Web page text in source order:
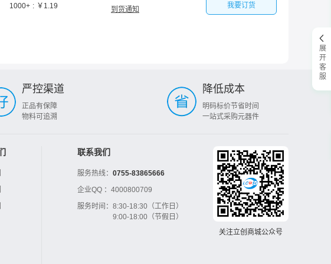
1000+ ￥ 1.19
到货通知
我要订货
展开客服
严控渠道
正品有保障
物料可追溯
降低成本
明码标价节省时间
一站式采购元器件
联系我们
服务热线： 0755-83865666
企业QQ ： 4000800709
服务时间： 8:30-18:30（工作日）
9:00-18:00（节假日）
关注立创商城公众号